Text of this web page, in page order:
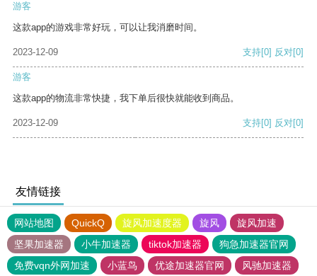
游客
这款app的游戏非常好玩，可以让我消磨时间。
2023-12-09 支持[0] 反对[0]
游客
这款app的物流非常快捷，我下单后很快就能收到商品。
2023-12-09 支持[0] 反对[0]
友情链接
网站地图 QuickQ 旋风加速度器 旋风
旋风加速
坚果加速器
小牛加速器 tiktok加速器
狗急加速器官网
免费vqn外网加速
小蓝鸟 优途加速器官网
风驰加速器